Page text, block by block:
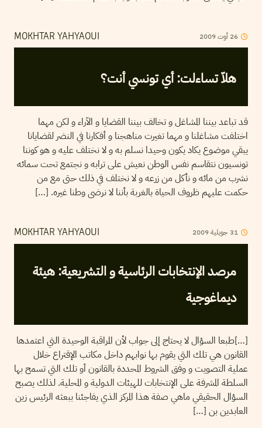
MOKHTAR YAHYAOUI 26 أوت2009
هلاّ تساءلت: أي تونسي أنت؟
قد تباعد بيننا المشاغل و تخالف بيننا القضايا و الآراء و لكن مهما
اختلفت مشاغلنا و مهما تغيرت مناهجنا و أفكارنا في النضر لقضايانا
يبقي موضوع يكاد يكون وحيدا نسلم به و لا نختلف عليه و هو كوننا
تونسيون نتقاسم نفس الوطن نعيش على ترابه و نجتمع تحت سمائه
نشرب من مائه و نأكل من زرعه و لا نختلف في ذلك حتى مع من
حكمت عليهم ظروف الحياة بالغربة بأننا لا نرضى وطنا غيره. […]
MOKHTAR YAHYAOUI 31 جويلية2009
مرصد الإنتخابات الرئاسية و التشريعية: هيئة
ديماغوجية
[…]طبعا السؤال لا يحتاج إلى جواب لأن المراقبة الوحيدة التي اعتمدها
القانون هي تلك التي يقوم بها نوابهم داخل مكاتب الإقتراع خلال
عملية التصويت و وفق الشروط المحددة بالقانون أو تلك التي تسمح بها
السلطة المشرفة على الإنتخابات للهيئات الدولية و المحلية. لذلك يصبح
السؤال الحقيقي ماهي صفة هذا المركز الذي يفاجئنا ببعثه الرئيس زين
العابدين بن […]